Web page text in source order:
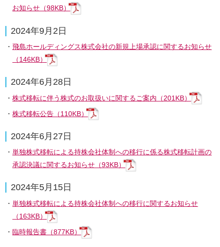
SOLUTIONS
リニューアル／ソリューション 技術研究所
CUSTOMER SUPPORT CENTER
カスタマーサポートセンター お問い合わせ
主要なグループ会社
株式会社E&CS
株式会社テクアノーツ
株式会社アクシスウェア
株式会社ネクストフィールド
株式会社ウッドエンジニアリング
お知らせ（98KB）
2024年9月2日
飛島ホールディングス株式会社の新規上場承認に関するお知らせ
（146KB）
2024年6月28日
株式移転に伴う株式のお取扱いに関するご案内（201KB）
株式移転公告（110KB）
2024年6月27日
単独株式移転による持株会社体制への移行に係る株式移転計画の
承認決議に関するお知らせ（93KB）
2024年5月15日
単独株式移転による持株会社体制への移行に関するお知らせ
（163KB）
臨時報告書（877KB）